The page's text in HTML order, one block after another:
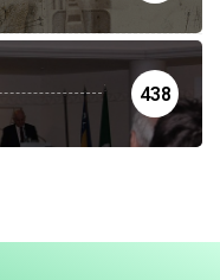
438